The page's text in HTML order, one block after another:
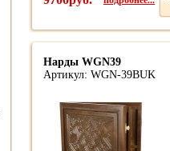
Нарды WGN39
Артикул: WGN-39BUK